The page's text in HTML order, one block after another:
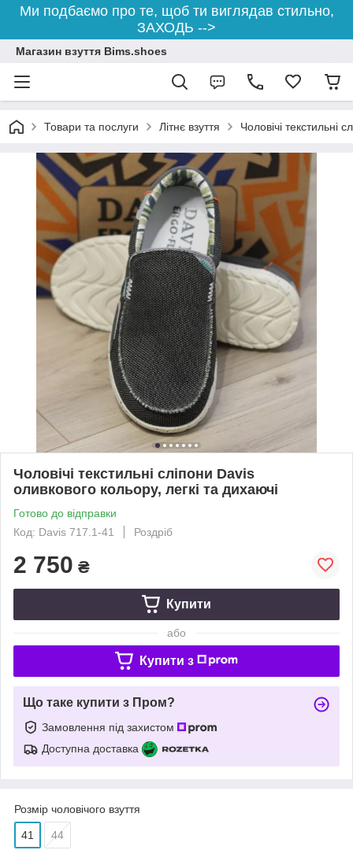
Ми подбаємо про те, щоб ти виглядав стильно,
ЗАХОДЬ -->
Магазин взуття Bims.shoes
Товари та послуги Літнє взуття Чоловічі текстильні
Чоловічі текстильні сліпони Davis
оливкового кольору, легкі та дихаючі
Готово до відправки
Код: Davis 717.1-41
Роздріб
2 750 ₴
Купити
або
Купити з
Що таке купити з Пром?
Замовлення під захистом
Доступна доставка
Розмір чоловічого взуття
41 44